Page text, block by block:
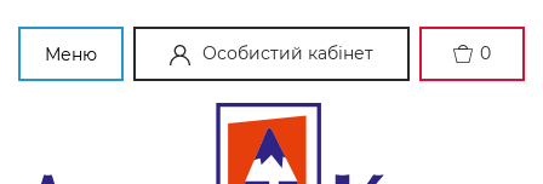
Меню Особистий кабінет 0